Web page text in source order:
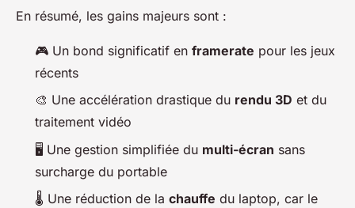
En résumé, les gains majeurs sont :
🎮 Un bond significatif en framerate pour les jeux
récents
🎨 Une accélération drastique du rendu 3D et du
traitement vidéo
🖥️ Une gestion simplifiée du multi-écran sans
surcharge du portable
🌡️ Une réduction de la chauffe du laptop, car le